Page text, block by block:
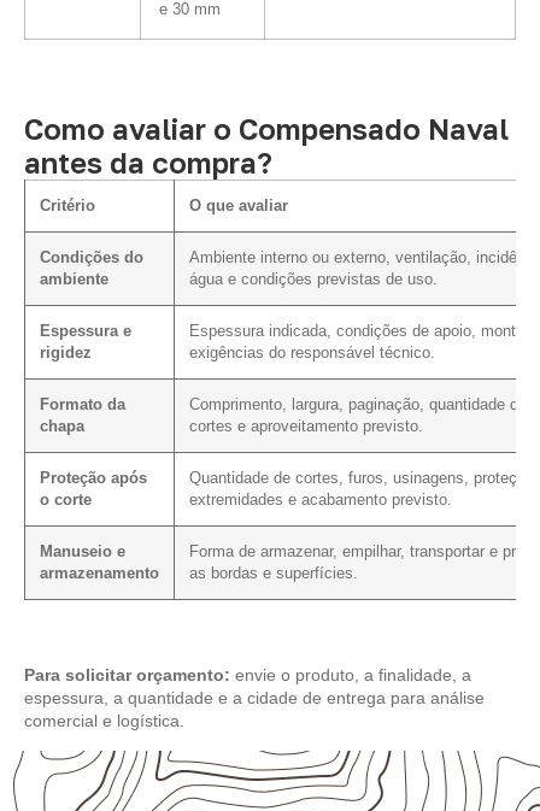
e 30 mm
Como avaliar o Compensado Naval
antes da compra?
Critério O que avaliar
Condições do
ambiente
Ambiente interno ou externo, ventilação,
água e condições previstas de uso.
Espessura e
rigidez
Espessura indicada, condições de apoio,
exigências do responsável técnico.
Formato da
chapa
Comprimento, largura, paginação, quantidade de
cortes e aproveitamento previsto.
Proteção após
o corte
Quantidade de cortes, furos, usinagens, proteção
extremidades e acabamento previsto.
Manuseio e
armazenamento
Forma de armazenar, empilhar, transportar e
as bordas e superfícies.
Para solicitar orçamento: envie o produto, a finalidade, a
espessura, a quantidade e a cidade de entrega para análise
comercial e logística.